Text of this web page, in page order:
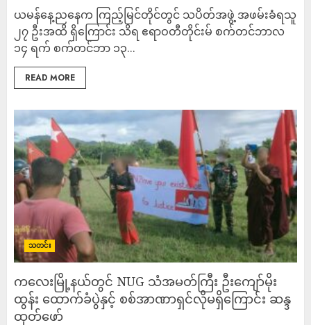
ယမန်နေ့ညနေက ကြည့်မြင်တိုင်တွင် သပိတ်အဖွဲ့ အဖမ်းခံရသူ
၂၇ ဦးအထိ ရှိကြောင်း သိရ ဧရာဝတီတိုင်းမ် စက်တင်ဘာလ
၁၄ ရက် စက်တင်ဘာ ၁၃...
READ MORE
သတင်း
ကလေးမြို့နယ်တွင် NUG သံအမတ်ကြီး ဦးကျော်မိုး
ထွန်း ထောက်ခံပွဲနှင့် စစ်အာဏာရှင်လိုမရှိကြောင်း ဆန္ဒ
ထုတ်ဖော်